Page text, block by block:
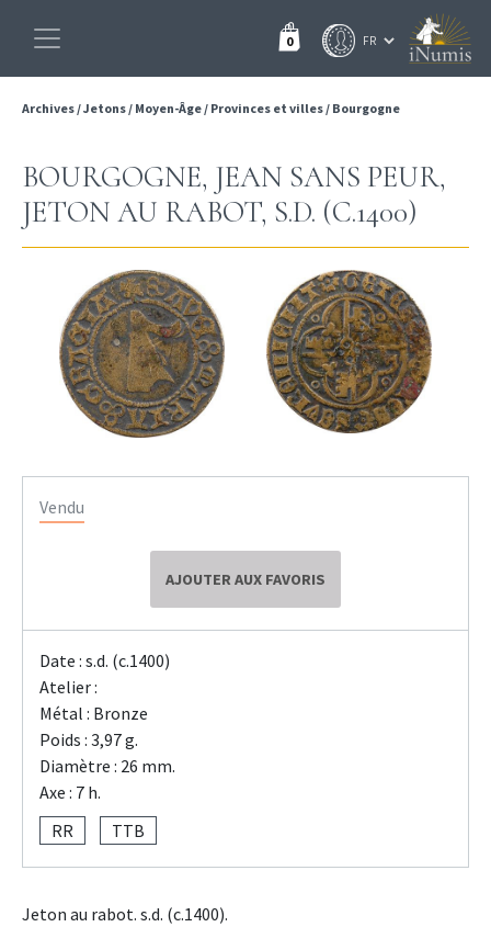
0
Archives/Jetons/ Moyen-Âge/ Provinces et villes/ Bourgogne
BOURGOGNE, JEAN SANS PEUR,
JETON AU RABOT, S.D. (C.1400)
Vendu
AJOUTER AUX FAVORIS
Date : s.d. (c.1400)
Atelier :
Métal : Bronze
Poids : 3,97 g.
Diamètre : 26 mm.
Axe : 7 h.
RR
TTB
Jeton au rabot. s.d. (c.1400).